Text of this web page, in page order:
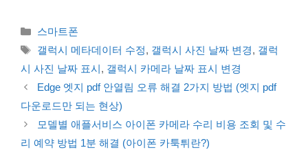
카
테
고
리
스마트폰
태
그
갤럭시 메타데이터 수정, 갤럭시 사진 날짜 변경, 갤럭
시 사진 날짜 표시, 갤럭시 카메라 날짜 표시 변경
Edge 엣지 pdf 안열림 오류 해결 2가지 방법 (엣지 pdf
다운로드만 되는 현상)
모델별 애플서비스 아이폰 카메라 수리 비용 조회 및 수
리 예약 방법 1분 해결 (아이폰 카툭튀란?)